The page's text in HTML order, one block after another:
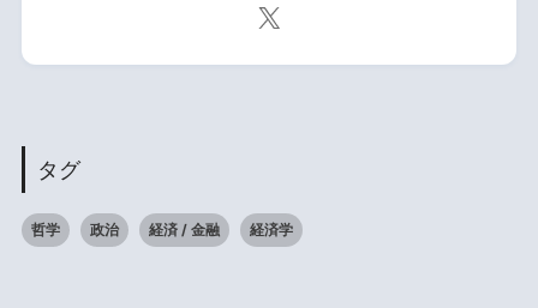
タグ
哲学 政治 経済 / 金融 経済学